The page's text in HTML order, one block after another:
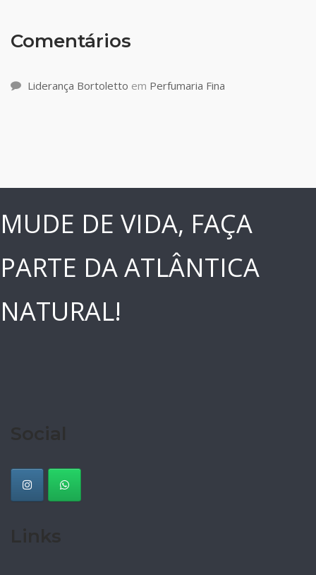
Comentários
Liderança Bortoletto em Perfumaria Fina
MUDE DE VIDA, FAÇA
PARTE DA ATLÂNTICA
NATURAL!